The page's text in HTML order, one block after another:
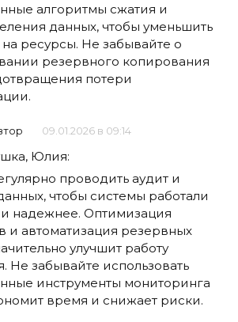
алгоритмы сжатия и
данных, чтобы уменьшить
на ресурсы. Не забывайте о
резервного копирования
потери
09.01.2026 в 09:14
Юлия:
проводить аудит и
чтобы системы работали
надежнее. Оптимизация
и автоматизация резервных
улучшит работу
Не забывайте использовать
инструменты мониторинга
время и снижает риски.